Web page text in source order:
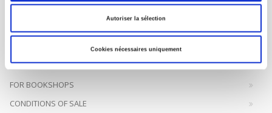
Autoriser la sélection
Cookies nécessaires uniquement
help public and political debate.continue
FOREIGN RIGHTS
FOR BOOKSHOPS
CONDITIONS OF SALE